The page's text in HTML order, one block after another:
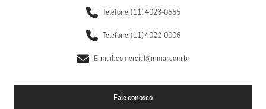
Telefone: (11) 4023-0555
Telefone: (11) 4022-0006
E-mail: comercial@inmar.com.br
Fale conosco